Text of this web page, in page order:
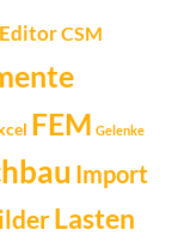
CSM
FEM Gelenke
Import
Lasten